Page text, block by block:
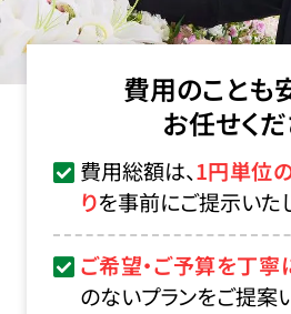
費用のことも
お任せく
費用総額は、1円単位
りを事前にご提示いた
ご希望・ご予算を丁寧
のないプランをご提案